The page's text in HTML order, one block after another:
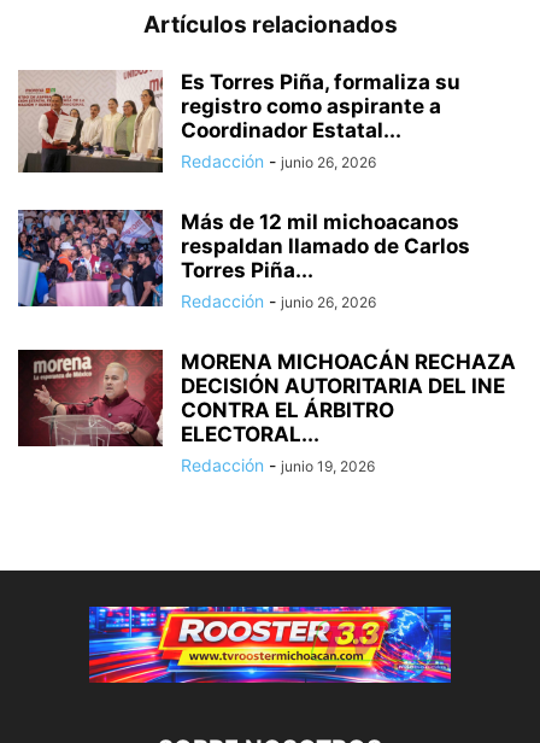
Artículos relacionados
Es Torres Piña, formaliza su
registro como aspirante a
Coordinador Estatal...
Redacción - junio 26, 2026
Más de 12 mil michoacanos
respaldan llamado de Carlos
Torres Piña...
Redacción - junio 26, 2026
MORENA MICHOACÁN RECHAZA
DECISIÓN AUTORITARIA DEL INE
CONTRA EL ÁRBITRO
ELECTORAL...
Redacción - junio 19, 2026